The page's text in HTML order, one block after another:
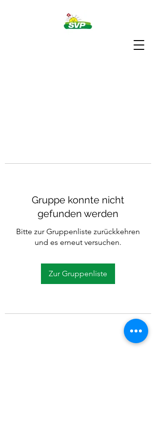
Gruppe konnte nicht
gefunden werden
Bitte zur Gruppenliste zurückkehren
und es erneut versuchen.
Zur Gruppenliste